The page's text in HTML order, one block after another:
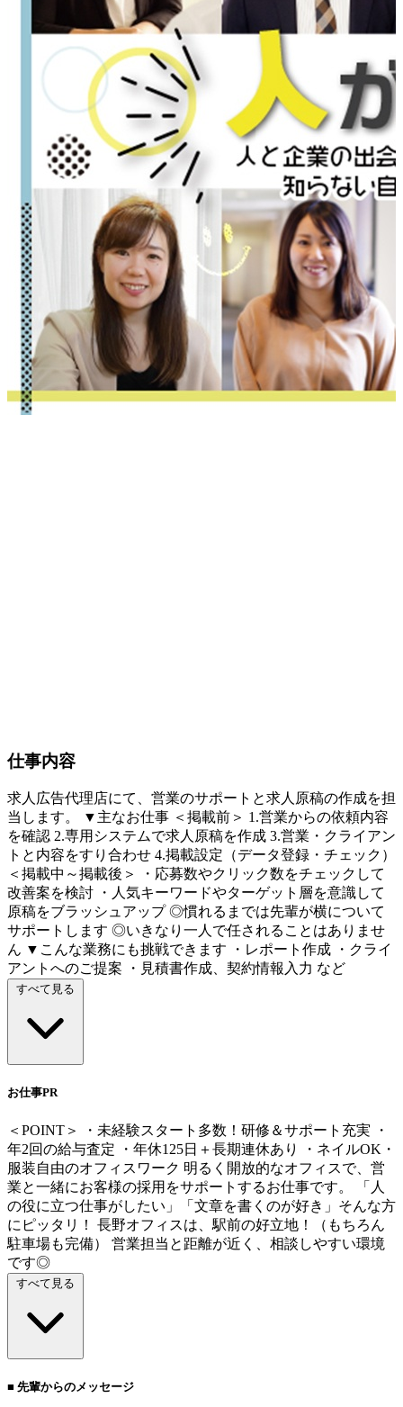
仕事内容
求人広告代理店にて、営業のサポートと求人原稿の作成を担
当します。 ▼主なお仕事 ＜掲載前＞ 1.営業からの依頼内容
を確認 2.専用システムで求人原稿を作成 3.営業・クライアン
トと内容をすり合わせ 4.掲載設定（データ登録・チェック）
＜掲載中～掲載後＞ ・応募数やクリック数をチェックして
改善案を検討 ・人気キーワードやターゲット層を意識して
原稿をブラッシュアップ ◎慣れるまでは先輩が横について
サポートします ◎いきなり一人で任されることはありませ
ん ▼こんな業務にも挑戦できます ・レポート作成 ・クライ
アントへのご提案 ・見積書作成、契約情報入力 など
すべて見る
お仕事PR
＜POINT＞ ・未経験スタート多数！研修＆サポート充実 ・
年2回の給与査定 ・年休125日＋長期連休あり ・ネイルOK・
服装自由のオフィスワーク 明るく開放的なオフィスで、営
業と一緒にお客様の採用をサポートするお仕事です。 「人
の役に立つ仕事がしたい」「文章を書くのが好き」そんな方
にピッタリ！ 長野オフィスは、駅前の好立地！（もちろん
駐車場も完備） 営業担当と距離が近く、相談しやすい環境
です◎
すべて見る
■ 先輩からのメッセージ